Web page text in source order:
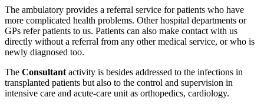
The ambulatory provides a referral service for patients who have
more complicated health problems. Other hospital departments or
GPs refer patients to us. Patients can also make contact with us
directly without a referral from any other medical service, or who is
newly diagnosed too.
The Consultant activity is besides addressed to the infections in
transplanted patients but also to the control and supervision in
intensive care and acute-care unit as orthopedics, cardiology.